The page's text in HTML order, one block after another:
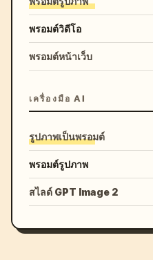
พรอมต์วิดีโอ
พรอมต์หน้าเว็บ
เครื่องมือ AI
รูปภาพเป็นพรอมต์
พรอมต์รูปภาพ
สไลด์ GPT Image 2